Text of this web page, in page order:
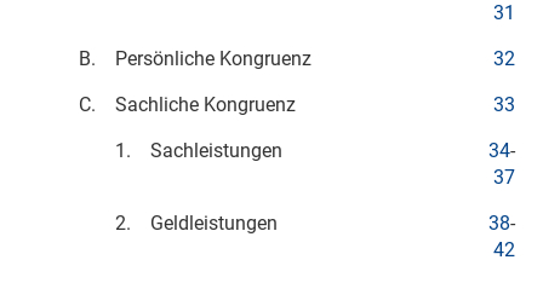
31
B.
Persönliche Kongruenz
32
C.
Sachliche Kongruenz
33
1.
Sachleistungen 34-
37
2.
Geldleistungen 38-
42